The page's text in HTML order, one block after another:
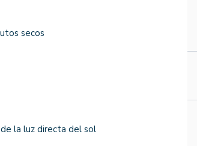
secos
la luz directa del sol